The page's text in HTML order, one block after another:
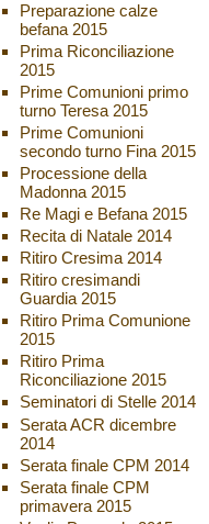
Preparazione calze
befana 2015
Prima Riconciliazione
2015
Prime Comunioni primo
turno Teresa 2015
Prime Comunioni
secondo turno Fina 2015
Processione della
Madonna 2015
Re Magi e Befana 2015
Recita di Natale 2014
Ritiro Cresima 2014
Ritiro cresimandi
Guardia 2015
Ritiro Prima Comunione
2015
Ritiro Prima
Riconciliazione 2015
Seminatori di Stelle 2014
Serata ACR dicembre
2014
Serata finale CPM 2014
Serata finale CPM
primavera 2015